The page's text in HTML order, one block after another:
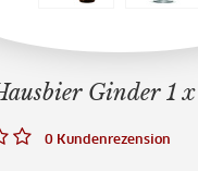
Ginder 1
0 Kundenrezension